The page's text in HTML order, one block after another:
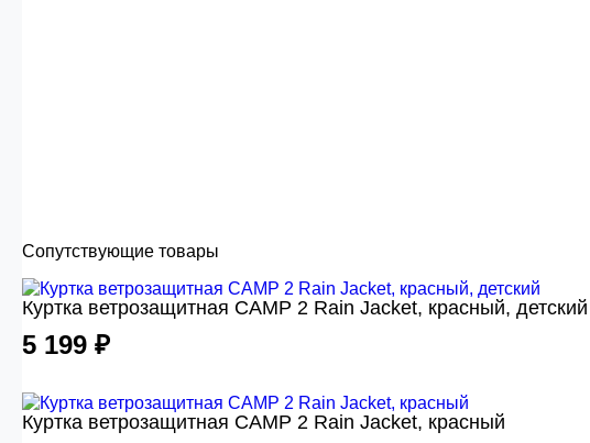
Сопутствующие товары
Куртка ветрозащитная CAMP 2 Rain Jacket, красный, детский
5 199 ₽
Куртка ветрозащитная CAMP 2 Rain Jacket, красный